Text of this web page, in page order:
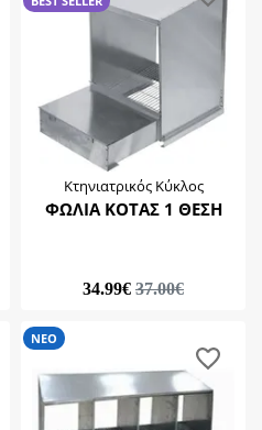
Κτηνιατρικός Κύκλος
ΦΩΛΙΑ ΚΟΤΑΣ 1 ΘΕΣΗ
34.99€ 37.00€
ΝΕΟ